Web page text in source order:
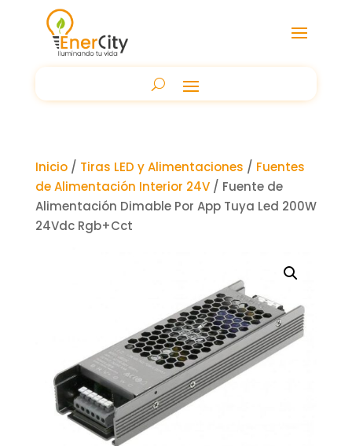
Inicio/ Tiras LED y Alimentaciones / Fuentes
de Alimentación Interior 24V/ Fuente de
Alimentación Dimable Por App Tuya Led 200W
24Vdc Rgb+Cct